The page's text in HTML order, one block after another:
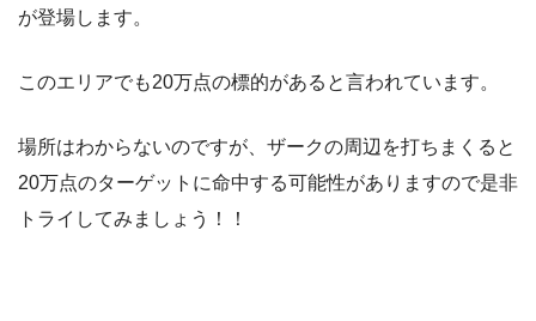
が登場します。
このエリアでも20万点の標的があると言われています。
場所はわからないのですが、ザークの周辺を打ちまくると
20万点のターゲットに命中する可能性がありますので是非
トライしてみましょう！！